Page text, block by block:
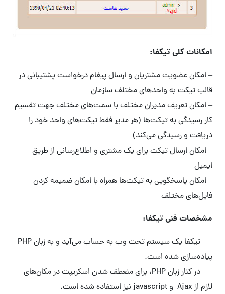
امکانات کلی تیکفا:
– امکان عضویت مشتریان و ارسال پیغام درخواست پشتیبانی در
قالب تیکت به واحدهای مختلف سازمان
– امکان تعریف مدیران مختلف با سمت‌های مختلف جهت تقسیم
کار رسیدگی به تیکت‌ها (هر مدیر فقط تیکت‌های واحد خود را
دریافت و رسیدگی می‌کند)
– امکان ارسال تیکت برای یک مشتری و اطلاع‌رسانی از طریق
ایمیل
– امکان پاسخگویی به تیکت‌ها همراه با امکان ضمیمه کردن
فایل‌های مختلف
مشخصات فنی تیکفا:
– تیکفا یک سیستم تحت وب به حساب می‌آید و به زبان PHP
پیاده‌سازی شده است.
– در کنار زبان PHP، برای منعطف شدن اسکریپت در مکان‌های
لازم از Ajax و javascript نیز استفاده شده است.